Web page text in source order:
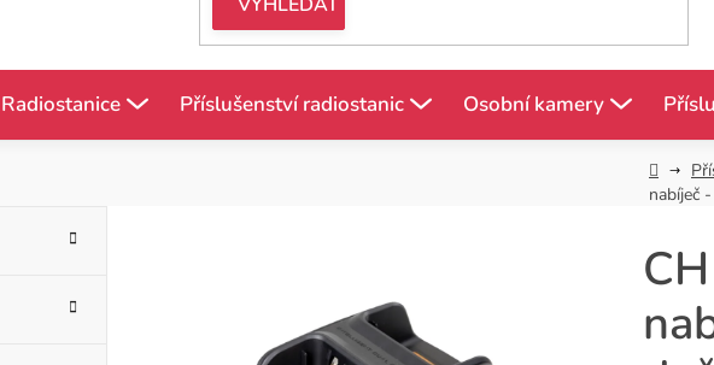
Radiostanice Příslušenství radiostanic Osobní kamery
Domů
nabíječ